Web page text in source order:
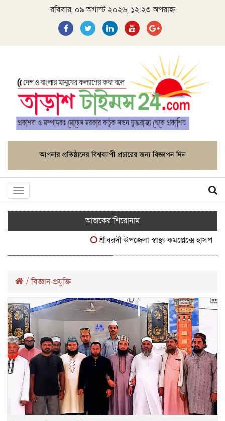
রবিবার, ০৯ অগাস্ট ২০২৬, ১২:২৩ অপরাহ্ন
Toggle
navigation
আজকের শিরোনাম
শ্রীবরদী উপজেলা স্বাস্থ্য কমপ্লেক্সে হাসপাতাল
/বিজ্ঞান-প্রযুক্তি